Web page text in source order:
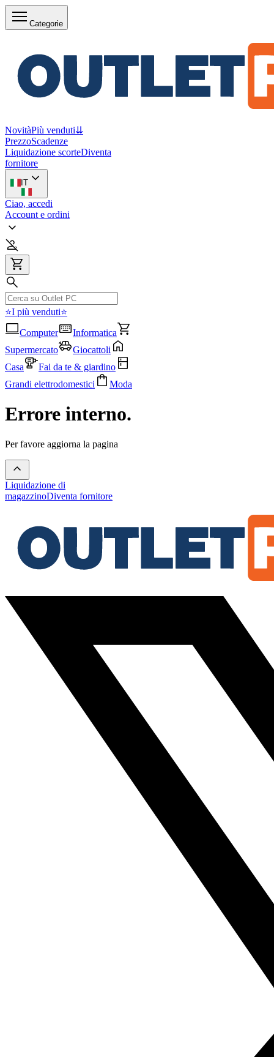
Categorie
NovitàPiù venduti⇊
PrezzoScadenze
Liquidazione scorteDiventa
fornitore
IT
Ciao, accedi
Account e ordini
⭐I più venduti⭐
Computer
Informatica
Supermercato
Giocattoli
Casa
Fai da te & giardino
Grandi elettrodomestici
Moda
Errore interno.
Per favore aggiorna la pagina
Liquidazione di
magazzinoDiventa fornitore